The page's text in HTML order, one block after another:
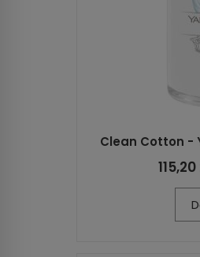
Clean Cotton -
115,20